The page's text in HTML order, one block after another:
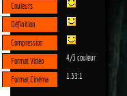
Couleurs
Définition
Compression
Format Vidéo
4/3 couleur
Format Cinéma 1.33:1